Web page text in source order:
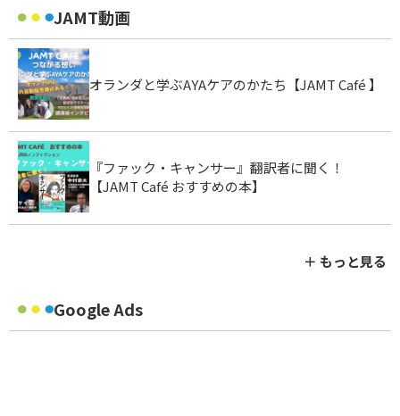
JAMT動画
オランダと学ぶAYAケアのかたち【JAMT Café 】
『ファック・キャンサー』翻訳者に聞く！
【JAMT Café おすすめの本】
＋ もっと見る
Google Ads